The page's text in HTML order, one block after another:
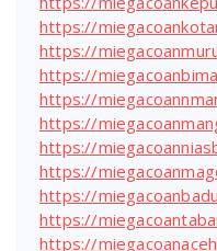
https://
https://
https://
https://
https://
https://
https://
https://
https://
https://